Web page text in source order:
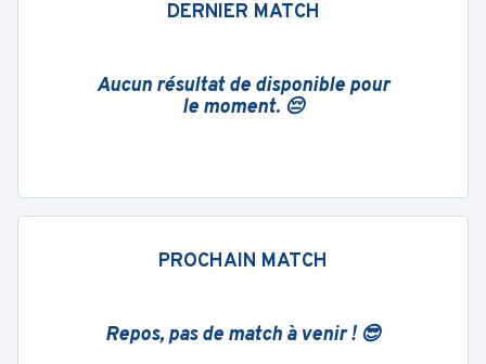
DERNIER MATCH
Aucun résultat de disponible pour
le moment. 😔
PROCHAIN MATCH
Repos, pas de match à venir ! 😎